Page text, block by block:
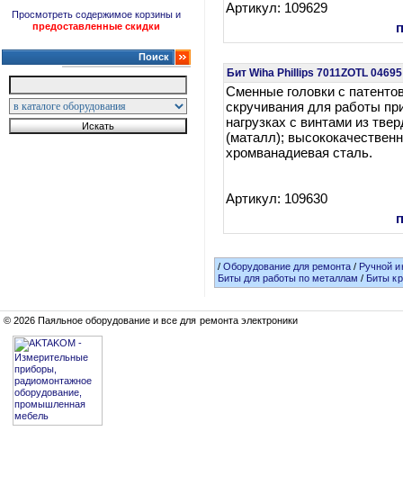
Просмотреть содержимое корзины и
предоставленные скидки
Поиск
Артикул: 109629
Бит Wiha Phillips 7011ZOTL
Сменные головки с
скручивания для работы
нагрузках с винтами из
(маталл);
хромванадиевая сталь.
Артикул: 109630
/Оборудование для ремонта / Ручной
Биты для работы по металлам / Биты
© 2026 Паяльное оборудование и все для ремонта электроники